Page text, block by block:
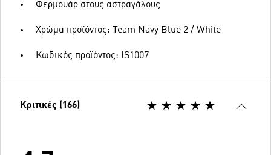
Φερμουάρ στους αστραγάλους
Χρώμα προϊόντος: Team Navy Blue 2 / White
Κωδικός προϊόντος: IS1007
Κριτικές (166)